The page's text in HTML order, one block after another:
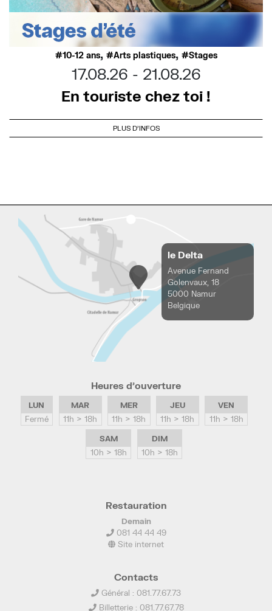
10-12 ans, Arts plastiques, Stages
17.08.26
21.08.26
En touriste chez toi !
PLUS D'INFOS
le Delta
Avenue Fernand
Golenvaux, 18
5000 Namur
Belgique
Heures d’ouverture
LUN
Fermé
MAR
11h > 18h
MER
11h > 18h
JEU
11h > 18h
VEN
11h > 18h
SAM
10h > 18h
DIM
10h > 18h
Restauration
Demain
081 44 44 49
Site internet
Contacts
Général : 081.77.67.73
Billetterie : 081.77.67.78